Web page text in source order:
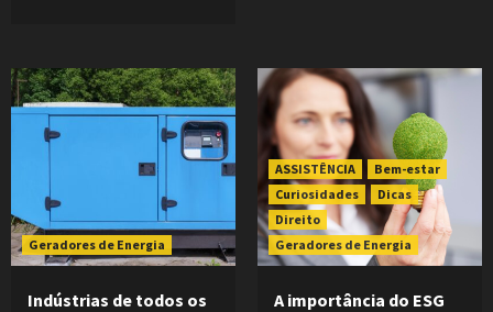
Geradores de Energia
Indústrias de todos os
ASSISTÊNCIA
Bem-estar
Curiosidades
Dicas
Direito
Geradores de Energia
A importância do ESG